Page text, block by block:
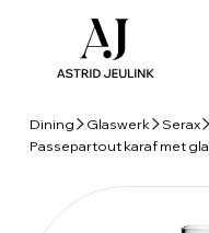
Dining Glaswerk
Serax
Passepartout karaf met